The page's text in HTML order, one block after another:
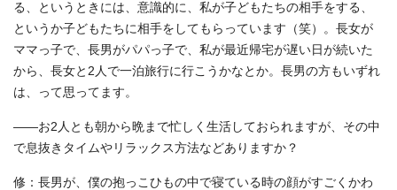
る、というときには、意識的に、私が子どもたちの相手をする、
というか子どもたちに相手をしてもらっています（笑）。長女が
ママっ子で、長男がパパっ子で、私が最近帰宅が遅い日が続いた
から、長女と2人で一泊旅行に行こうかなとか。長男の方もいずれ
は、って思ってます。
――お2人とも朝から晩まで忙しく生活しておられますが、その中
で息抜きタイムやリラックス方法などありますか？
修：長男が、僕の抱っこひもの中で寝ている時の顔がすごくかわ